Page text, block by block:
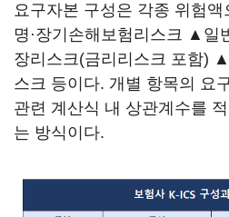
요구자본 구성은 각종 위험
명·장기손해보험리스크 ▲일
장리스크(금리리스크 포함)
스크 등이다. 개별 항목의 요
관련 계산식 내 상관계수를
는 방식이다.